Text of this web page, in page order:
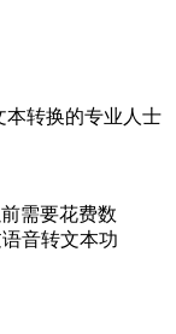
本转换的专业人士
需要花费数
音转文本功